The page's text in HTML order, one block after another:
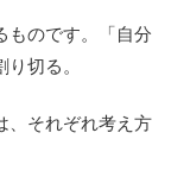
ものです。「自分
切る。
、それぞれ考え方